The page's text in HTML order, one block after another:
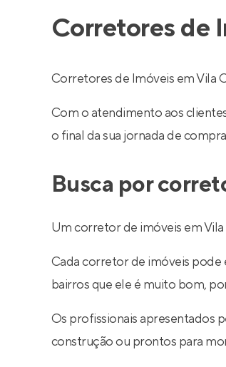
Corretores de
Corretores de Imóveis em Vila
Com o atendimento aos
o final da sua jornada de
Busca por
Um corretor de imóveis em
Cada corretor de imóveis pode
bairros que ele é muito bom,
Os profissionais apresentados
construção ou prontos para